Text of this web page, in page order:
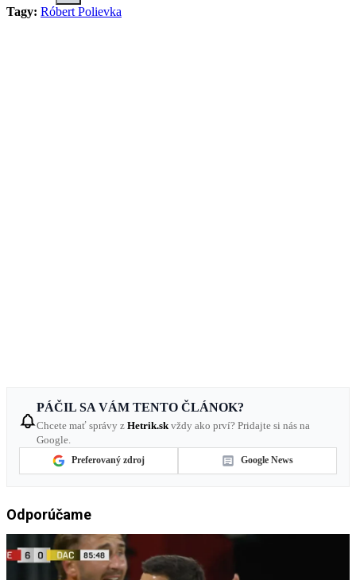
Tagy: Róbert Polievka
PÁČIL SA VÁM TENTO ČLÁNOK?
Chcete mať správy z Hetrik.sk vždy ako prví? Pridajte si nás na
Google.
Preferovaný zdroj Google News
Odporúčame